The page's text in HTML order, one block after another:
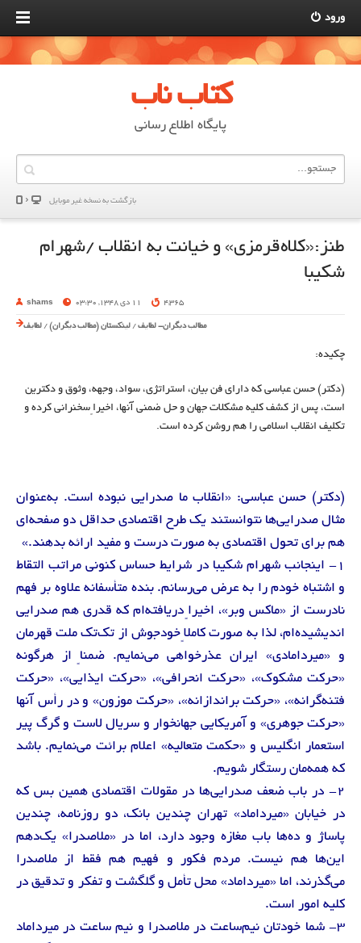
ورود
کتاب ناب
پایگاه اطلاع رسانی
بازگشت به نسخه غير موبایل
طنز:«کلاه‌قرمزی» و خیانت به انقلاب /شهرام
شکیبا
shams 11 دی 1348, 03:30 4,365
مطالب دیگران- لطایف / لینکستان (مطالب دیگران) / لطایف
چکیده:
(دکتر) حسن عباسی که دارای فن بیان، استراتژی، سواد، وجهه، وثوق و دکترین
است، پس از کشف کلیه مشکلات جهان و حل ضمنی آنها، اخیراً سخنرانی کرده و
تکلیف انقلاب اسلامی را هم روشن کرده است.
(دکتر) حسن عباسی: «انقلاب ما صدرایی نبوده است. به‌عنوان
مثال صدرایی‌ها نتوانستند یک طرح اقتصادی حداقل دو صفحه‌ای
هم برای تحول اقتصادی به صورت درست و مفید ارائه بدهند.»
1- اینجانب شهرام شکیبا در شرایط حساس کنونی مراتب التقاط
و اشتباه خودم را به عرض می‌رسانم. بنده متأسفانه علاوه بر فهم
نادرست از «ماکس وبر»، اخیراً دریافته‌ام که قدری هم صدرایی
اندیشیده‌ام، لذا به صورت کاملاً خودجوش از تک‌تک ملت قهرمان
و «میردامادی» ایران عذرخواهی می‌نمایم. ضمناً از هرگونه
«حرکت مشکوک»، «حرکت انحرافی»، «حرکت ایذایی»، «حرکت
فتنه‌گرانه»، «حرکت براندازانه»، «حرکت موزون» و در رأس آنها
«حرکت جوهری» و آمریکایی جهانخوار و سریال لاست و گرگ پیر
استعمار انگلیس و «حکمت متعالیه» اعلام برائت می‌نمایم. باشد
که همه‌مان رستگار شویم.
2- در باب ضعف صدرایی‌ها در مقولات اقتصادی همین بس که
در خیابان «میرداماد» تهران چندین بانک، دو روزنامه، چندین
پاساژ و ده‌ها باب مغازه وجود دارد، اما در «ملاصدرا» یک‌دهم
این‌ها هم نیست. مردم فکور و فهیم هم فقط از ملاصدرا
می‌گذرند، اما «میرداماد» محل تأمل و گلگشت و تفکر و تدقیق در
کلیه امور است.
3- شما خودتان نیم‌ساعت در ملاصدرا و نیم ساعت در میرداماد